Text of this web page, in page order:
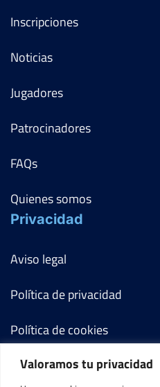
Valoramos tu privacidad
Inscripciones
Noticias
Jugadores
Patrocinadores
FAQs
Quienes somos
Privacidad
Aviso legal
Política de privacidad
Política de cookies
Términos y condiciones